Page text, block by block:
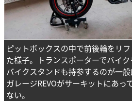
ピットボックスの中で前後輪をリ
た様子。トランスポーターでバイ
バイクスタンドも持参するのが一般
ガレージREVOがサーキットにあっ
ない。